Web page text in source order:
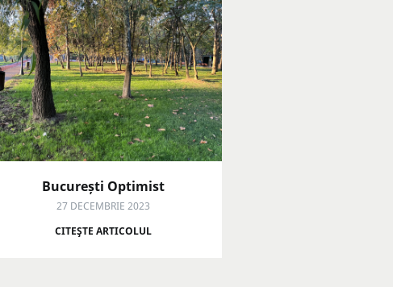
București Optimist
27 DECEMBRIE 2023
CITEŞTE ARTICOLUL